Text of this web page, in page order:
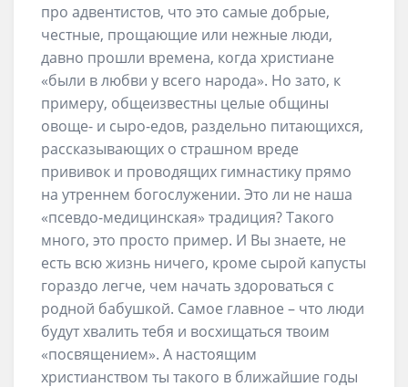
про адвентистов, что это самые добрые,
честные, прощающие или нежные люди,
давно прошли времена, когда христиане
«были в любви у всего народа». Но зато, к
примеру, общеизвестны целые общины
овоще- и сыро-едов, раздельно питающихся,
рассказывающих о страшном вреде
прививок и проводящих гимнастику прямо
на утреннем богослужении. Это ли не наша
«псевдо-медицинская» традиция? Такого
много, это просто пример. И Вы знаете, не
есть всю жизнь ничего, кроме сырой капусты
гораздо легче, чем начать здороваться с
родной бабушкой. Самое главное – что люди
будут хвалить тебя и восхищаться твоим
«посвящением». А настоящим
христианством ты такого в ближайшие годы